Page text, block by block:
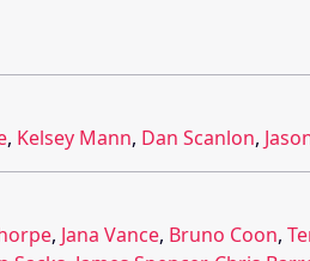
, Kelsey Mann, Dan Scanlon,
, Jana Vance, Bruno Coon,